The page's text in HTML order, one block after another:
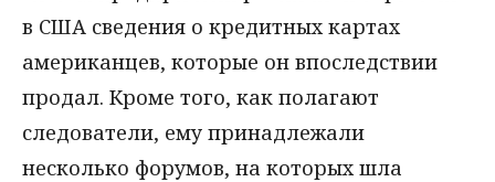
в США сведения о кредитных картах
американцев, которые он впоследствии
продал. Кроме того, как полагают
следователи, ему принадлежали
несколько форумов, на которых шла